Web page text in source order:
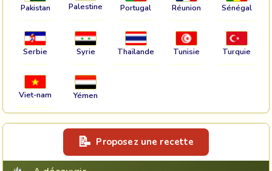
Pakistan Palestine Portugal Réunion Sénégal
Serbie Syrie Thaïlande Tunisie Turquie
Viet-nam Yémen
Proposez une recette